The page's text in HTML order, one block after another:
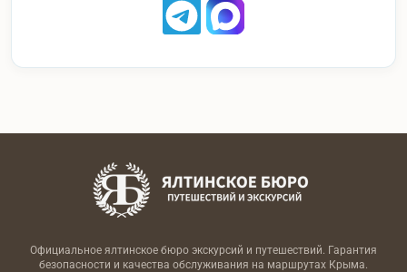
Официальное ялтинское бюро экскурсий и путешествий. Гарантия
безопасности и качества обслуживания на маршрутах Крыма.